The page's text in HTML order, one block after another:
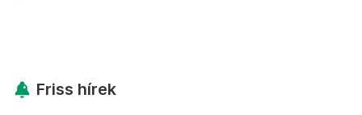
Friss hírek